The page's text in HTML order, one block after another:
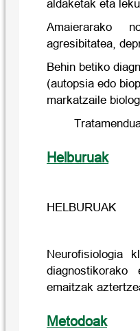
aldaketak eta
Amaierarako
agresibitatea,
Behin betiko
(autopsia edo
markatzaile
Helburuak
HELBURUAK
Neurofisiologia
emaitzak
Metodoak